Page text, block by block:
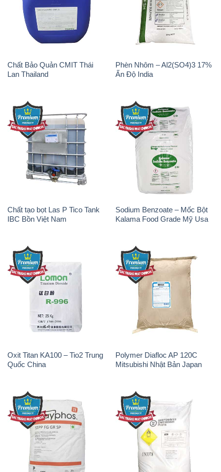
Chất Bảo Quản CMIT Thái
Lan Thailand
Phèn Nhôm – Al2(SO4)3 17%
Ấn Độ India
Chất tạo bọt Las P Tico Tank
IBC Bồn Việt Nam
Sodium Benzoate – Mốc Bột
Kalama Food Grade Mỹ Usa
Oxit Titan KA100 – Tio2 Trung
Quốc China
Polymer Diafloc AP 120C
Mitsubishi Nhật Bản Japan